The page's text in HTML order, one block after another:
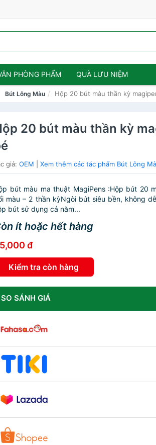
PHÒNG PHẨM QUÀ LƯU NIỆM
Bút Lông Màu Hộp 20 bút màu thần kỳ
20 bút màu thần kỳ
giả:OEM |Xem thêm các tác phẩm Bút Lông
bút màu ma thuật MagiPens :Hộp bút 20
màu – 2 thần kỳNgòi bút siêu bền, không
bút sử dụng cả năm...
ít hoặc hết hàng
đ
Kiểm tra còn hàng
SO SÁNH GIÁ